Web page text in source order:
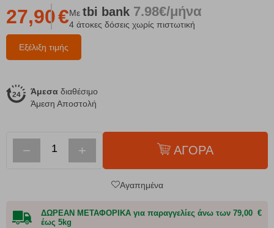
Εξέλιξη τιμής
27,90€Με tbi bank 7.98€/μήνα
4 άτοκες δόσεις χωρίς πιστωτική
Άμεσα διαθέσιμο
Άμεση Αποστολή
− + ΑΓΟΡΑ
Αγαπημένα
ΔΩΡΕΑΝ ΜΕΤΑΦΟΡΙΚΑ για παραγγελίες άνω των 79,00 €
έως 5kg